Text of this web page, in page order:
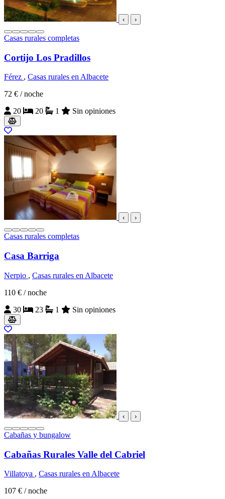
‹ ›
Casas rurales completas
Cortijo Los Pradillos
Férez , Casas rurales en Albacete
72 € / noche
20
20 1 Sin opiniones
‹ ›
Casas rurales completas
Casa Barriga
Nerpio , Casas rurales en Albacete
110 € / noche
30
23 1 Sin opiniones
‹ ›
Cabañas y bungalow
Cabañas Rurales Valle del Cabriel
Villatoya , Casas rurales en Albacete
107 € / noche